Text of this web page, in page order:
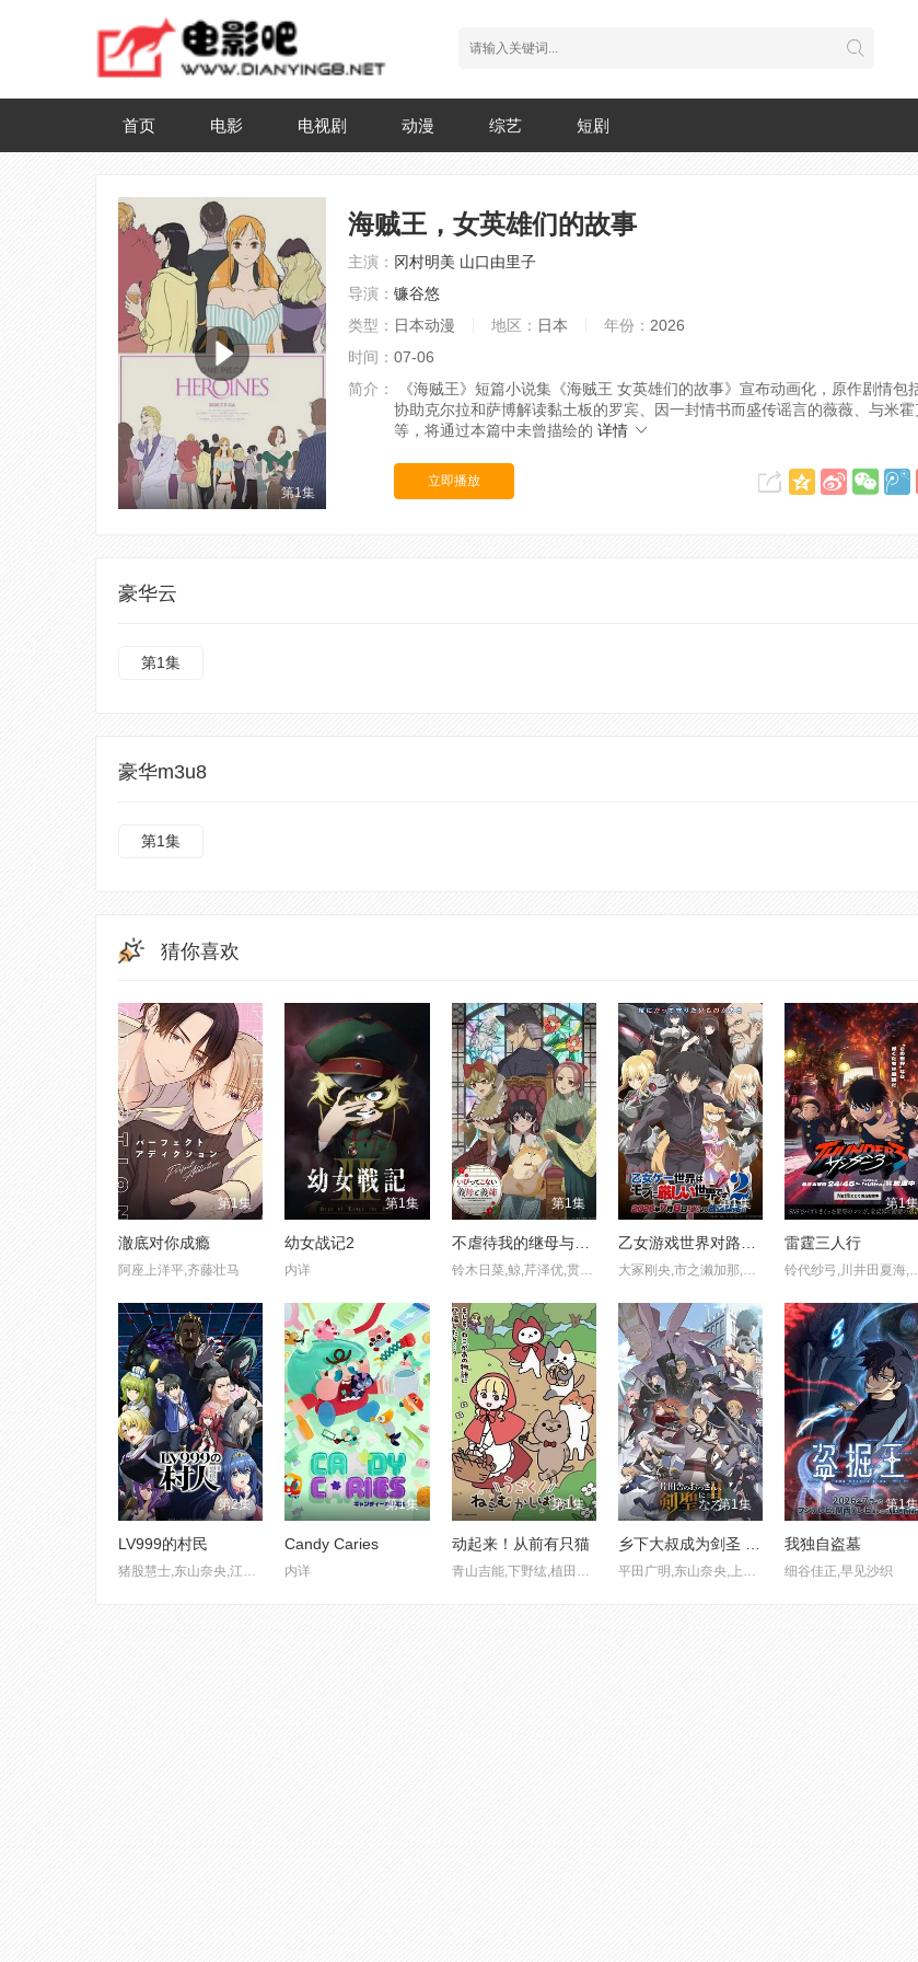
首页 电影 电视剧 动漫 综艺 短剧
第1集
海贼王，女英雄们的故事
主演： 冈村明美 山口由里子
导演： 镰谷悠
类型： 日本动漫 地区： 日本 年份： 2026
时间： 07-06
简介：
《海贼王》短篇小说集《海贼王 女英雄们的故事》宣布动画化，原作剧情包
协助克尔拉和萨博解读黏土板的罗宾、因一封情书而盛传谣言的薇薇、与米
等，将通过本篇中未曾描绘的 详情
立即播放
豪华云
第1集
豪华m3u8
第1集
猜你喜欢
第1集
澈底对你成瘾
阿座上洋平,齐藤壮马
第1集
幼女战记2
内详
第1集
不虐待我的继母与继姐
铃木日菜,鲸,芹泽优,贯井柚佳,麦穗杏菜,根本京里,内山夕实,市道真央
第1集
乙女游戏世界对路人角色很不友好 第二季
大冢刚央,市之濑加那,菲鲁兹·蓝,石田彰,佐仓绫音,铃村健一,鸟海浩辅,立花慎之介,游佐浩二,桧山修之,竹内顺子
第1集
雷霆三人行
铃代纱弓,川井
第2集
LV999的村民
猪股慧士,东山奈央,江头宏哉
第1集
Candy Caries
内详
第1集
动起来！从前有只猫
青山吉能,下野纮,植田佳奈,宫本佳那子
第1集
平田广明,东山奈央,上田瞳
第1集
我独自盗墓
细谷佳正,早见沙织